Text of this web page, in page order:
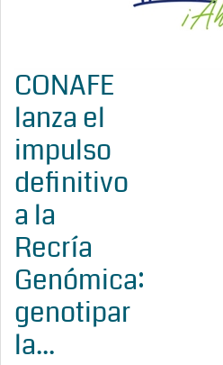
CONAFE
lanza el
impulso
definitivo
a la
Recría
Genómica:
genotipar
la...